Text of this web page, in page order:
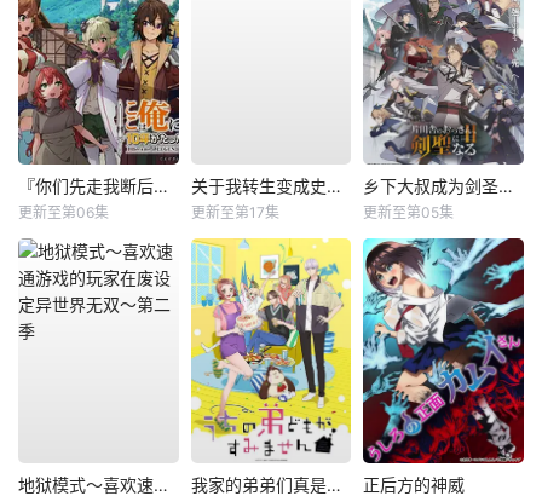
『你们先走我断后』，于是10年后我成为了传说
更新至第06集
关于我转生变成史莱姆这档事第四季
更新至第17集
乡下大叔成为剑圣第二季
更新至第05集
地狱模式～喜欢速通游戏的玩家在废设定异世界无双～第二季 我家的弟弟们真是让您费心了 正后方的神威